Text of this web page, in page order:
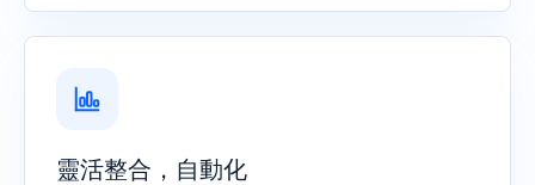
靈活整合，自動化